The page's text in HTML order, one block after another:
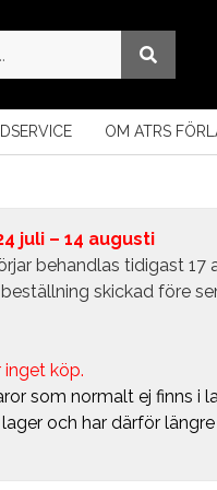
OM ATRS
juli – 14 augusti
behandlas tidigast 17
skickad före
inget köp.
som normalt ej finns i
och har därför